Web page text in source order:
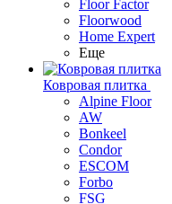
Floor Factor
Floorwood
Home Expert
Еще
Ковровая плитка
Alpine Floor
AW
Bonkeel
Condor
ESCOM
Forbo
FSG